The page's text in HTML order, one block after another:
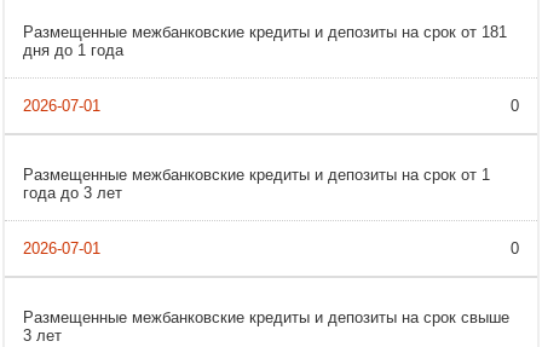
Размещенные межбанковские кредиты и депозиты на срок от 181
дня до 1 года
0
Размещенные межбанковские кредиты и депозиты на срок от 1
года до 3 лет
0
Размещенные межбанковские кредиты и депозиты на срок свыше
3 лет